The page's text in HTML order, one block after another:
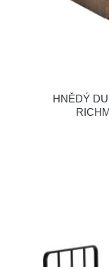
HNĚDÝ